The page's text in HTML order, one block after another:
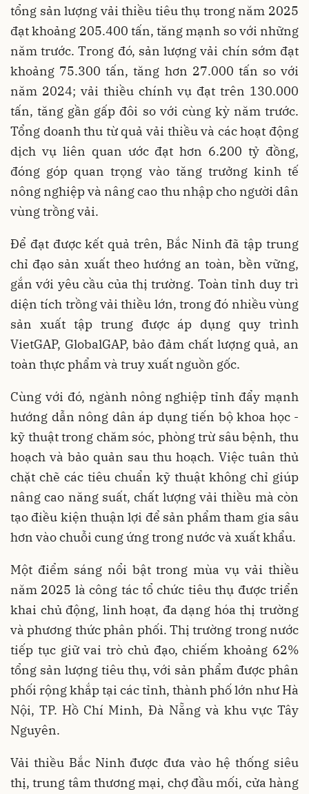
tổng sản lượng vải thiều tiêu thụ trong năm 2025
đạt khoảng 205.400 tấn, tăng mạnh so với những
năm trước. Trong đó, sản lượng vải chín sớm đạt
khoảng 75.300 tấn, tăng hơn 27.000 tấn so với
năm 2024; vải thiều chính vụ đạt trên 130.000
tấn, tăng gần gấp đôi so với cùng kỳ năm trước.
Tổng doanh thu từ quả vải thiều và các hoạt động
dịch vụ liên quan ước đạt hơn 6.200 tỷ đồng,
đóng góp quan trọng vào tăng trưởng kinh tế
nông nghiệp và nâng cao thu nhập cho người dân
vùng trồng vải.
Để đạt được kết quả trên, Bắc Ninh đã tập trung
chỉ đạo sản xuất theo hướng an toàn, bền vững,
gắn với yêu cầu của thị trường. Toàn tỉnh duy trì
diện tích trồng vải thiều lớn, trong đó nhiều vùng
sản xuất tập trung được áp dụng quy trình
VietGAP, GlobalGAP, bảo đảm chất lượng quả, an
toàn thực phẩm và truy xuất nguồn gốc.
Cùng với đó, ngành nông nghiệp tỉnh đẩy mạnh
hướng dẫn nông dân áp dụng tiến bộ khoa học -
kỹ thuật trong chăm sóc, phòng trừ sâu bệnh, thu
hoạch và bảo quản sau thu hoạch. Việc tuân thủ
chặt chẽ các tiêu chuẩn kỹ thuật không chỉ giúp
nâng cao năng suất, chất lượng vải thiều mà còn
tạo điều kiện thuận lợi để sản phẩm tham gia sâu
hơn vào chuỗi cung ứng trong nước và xuất khẩu.
Một điểm sáng nổi bật trong mùa vụ vải thiều
năm 2025 là công tác tổ chức tiêu thụ được triển
khai chủ động, linh hoạt, đa dạng hóa thị trường
và phương thức phân phối. Thị trường trong nước
tiếp tục giữ vai trò chủ đạo, chiếm khoảng 62%
tổng sản lượng tiêu thụ, với sản phẩm được phân
phối rộng khắp tại các tỉnh, thành phố lớn như Hà
Nội, TP. Hồ Chí Minh, Đà Nẵng và khu vực Tây
Nguyên.
Vải thiều Bắc Ninh được đưa vào hệ thống siêu
thị, trung tâm thương mại, chợ đầu mối, cửa hàng